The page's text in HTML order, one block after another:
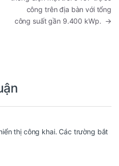
công trên địa bàn với tổng
công suất gần 9.400 kWp. →
thị công khai. Các trường bắt